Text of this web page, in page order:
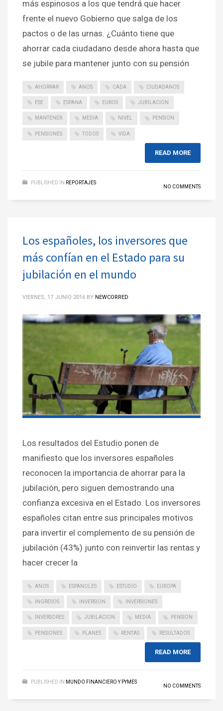
más espinosos a los que tendrá que hacer
frente el nuevo Gobierno que salga de los
pactos o de las urnas. ¿Cuánto tiene que
ahorrar cada ciudadano desde ahora hasta que
se jubile para mantener junto con su pensión
AHORRAR ANOS CADA CIUDADANOS
ESE ESPANA EUROS JUBILACION
MANTENER MEDIA NIVEL PENSION
PENSIONES TODOS VIDA
READ MORE
PUBLISHED IN REPORTAJES
NO COMMENTS
Los españoles, los inversores que
más confían en el Estado para su
jubilación en el mundo
VIERNES, 17 JUNIO 2016 BY NEWCORRED
Los resultados del Estudio ponen de
manifiesto que los inversores españoles
reconocen la importancia de ahorrar para la
jubilación, pero siguen demostrando una
confianza excesiva en el Estado. Los inversores
españoles citan entre sus principales motivos
para invertir el complemento de su pensión de
jubilación (43%) junto con reinvertir las rentas y
hacer crecer la
ANOS ESPANOLES ESTUDIO EUROPA
INGRESOS INVERSION INVERSIONES
INVERSORES JUBILACION MEDIA PENSION
PENSIONES PLANES RENTAS RESULTADOS
READ MORE
PUBLISHED IN MUNDO FINANCIERO Y PYMES
NO COMMENTS